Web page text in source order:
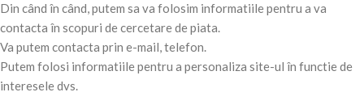
Din când în când, putem sa va folosim informatiile pentru a va
contacta în scopuri de cercetare de piata.
Va putem contacta prin e-mail, telefon.
Putem folosi informatiile pentru a personaliza site-ul în functie de
interesele dvs.